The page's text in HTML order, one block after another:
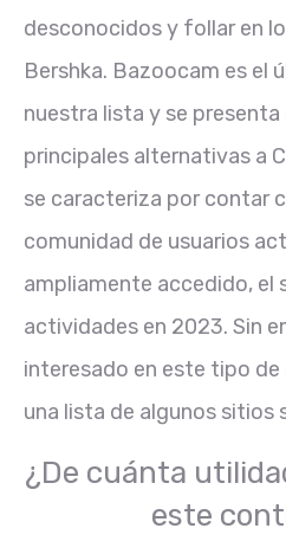
desconocidos y follar en
Bershka. Bazoocam es el
nuestra lista y se
principales alternativas a
se caracteriza por contar
comunidad de usuarios
ampliamente accedido, el
actividades en 2023. Sin
interesado en este tipo
una lista de algunos sitios
¿De cuánta
este